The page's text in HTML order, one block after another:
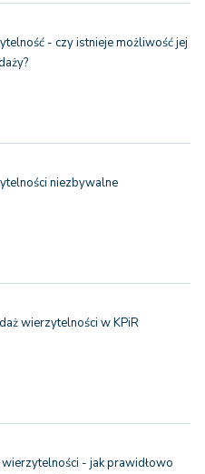
- czy istnieje możliwość jej
niezbywalne
wierzytelności w KPiR
wierzytelności - jak prawidłowo